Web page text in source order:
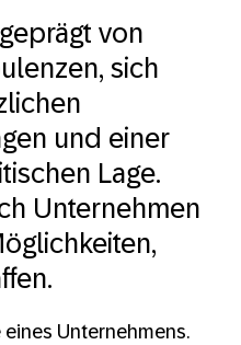
von
sich
und einer
Lage.
Unternehmen
Unternehmens.